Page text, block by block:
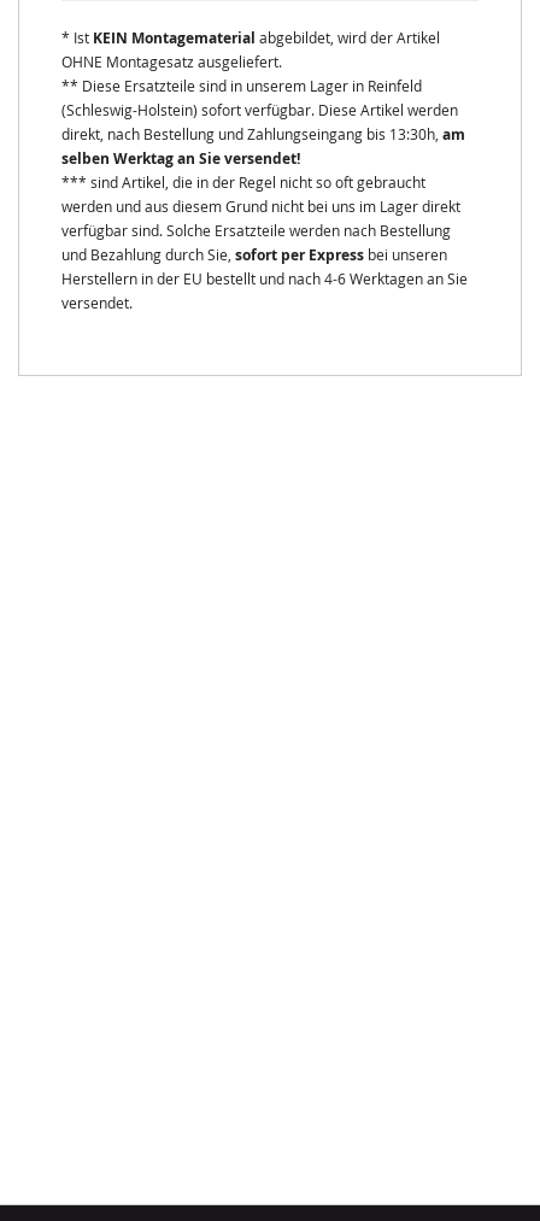
* Ist KEIN Montagematerial abgebildet, wird der Artikel
OHNE Montagesatz ausgeliefert.
** Diese Ersatzteile sind in unserem Lager in Reinfeld
(Schleswig-Holstein) sofort verfügbar. Diese Artikel werden
direkt, nach Bestellung und Zahlungseingang bis 13:30h, am
selben Werktag an Sie versendet!
*** sind Artikel, die in der Regel nicht so oft gebraucht
werden und aus diesem Grund nicht bei uns im Lager direkt
verfügbar sind. Solche Ersatzteile werden nach Bestellung
und Bezahlung durch Sie, sofort per Express bei unseren
Herstellern in der EU bestellt und nach 4-6 Werktagen an Sie
versendet.